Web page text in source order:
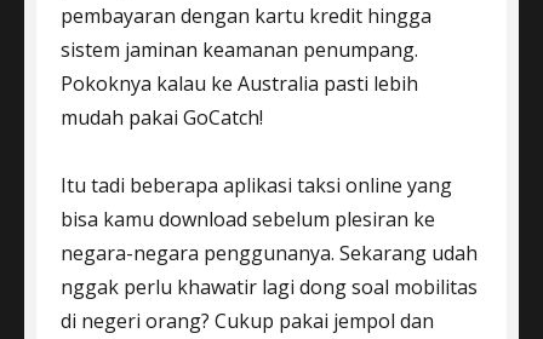
pembayaran dengan kartu kredit hingga
sistem jaminan keamanan penumpang.
Pokoknya kalau ke Australia pasti lebih
mudah pakai GoCatch!
Itu tadi beberapa aplikasi taksi online yang
bisa kamu download sebelum plesiran ke
negara-negara penggunanya. Sekarang udah
nggak perlu khawatir lagi dong soal mobilitas
di negeri orang? Cukup pakai jempol dan